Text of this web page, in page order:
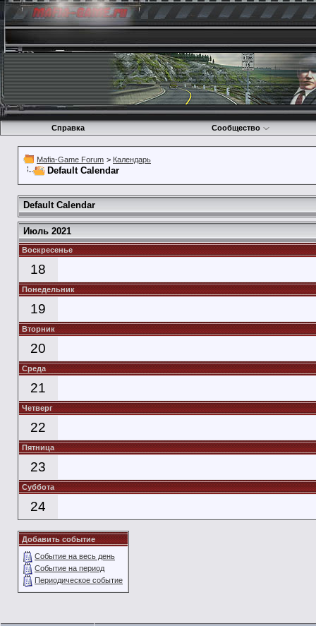
Справка Сообщество
Mafia-Game Forum > Календарь
Default Calendar
Default Calendar
Июль 2021
Воскресенье
18
Понедельник
19
Вторник
20
Среда
21
Четверг
22
Пятница
23
Суббота
24
Добавить событие
Событие на весь день
Событие на период
Периодическое событие